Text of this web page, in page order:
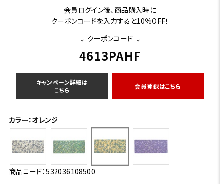
会員ログイン後、商品購入時に
クーポンコードを入力すると10％OFF！
↓ クーポンコード ↓
4613PAHF
キャンペーン詳細は
こちら
会員登録はこちら
カラー：オレンジ
商品コード：532036108500